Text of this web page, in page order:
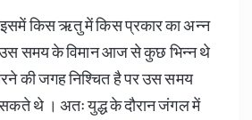
किस ऋतु में किस प्रकार का अन्न
उस समय के विमान आज से कुछ भिन्न थे
की जगह निश्चित है पर उस समय
सकते थे । अतः युद्ध के दौरान जंगल में